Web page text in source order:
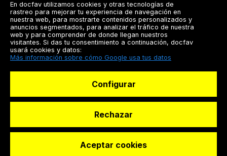
Registrarse
Docfav
© Dashboard Technologies S.L
En docfav utilizamos cookies y otras tecnologías de
rastreo para mejorar tu experiencia de navegación en
nuestra web, para mostrarte contenidos personalizados y
anuncios segmentados, para analizar el tráfico de nuestra
web y para comprender de donde llegan nuestros
visitantes. Si das tu consentimiento a continuación, docfav
usará cookies y datos:
Más información sobre cómo Google usa tus datos
Configurar
Rechazar
Aceptar cookies